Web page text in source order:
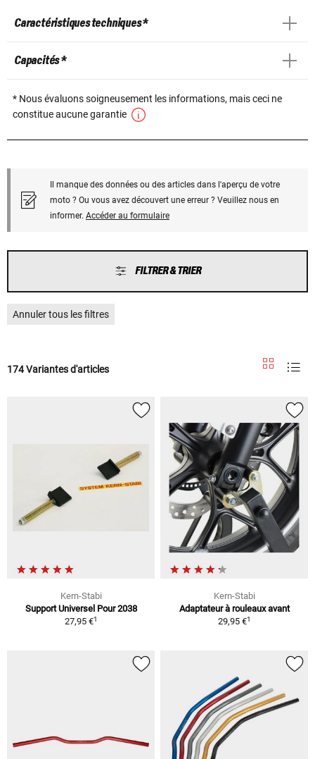
Caractéristiques techniques *
Capacités *
* Nous évaluons soigneusement les informations, mais ceci ne
constitue aucune garantie
Il manque des données ou des articles dans l'aperçu de votre
moto ? Ou vous avez découvert une erreur ? Veuillez nous en
informer. Accéder au formulaire
FILTRER & TRIER
Annuler tous les filtres
174 Variantes d'articles
Kern-Stabi
Support Universel Pour 2038
27,95 €1
Kern-Stabi
Adaptateur à rouleaux avant
29,95 €1